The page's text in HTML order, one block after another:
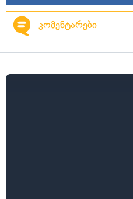
კომენტარები